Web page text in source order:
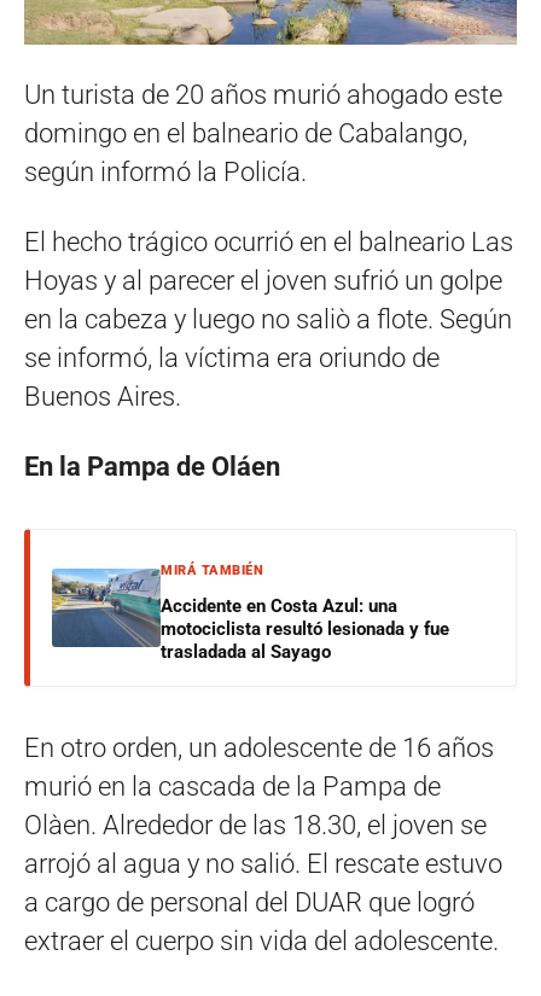
Un turista de 20 años murió ahogado este
domingo en el balneario de Cabalango,
según informó la Policía.
El hecho trágico ocurrió en el balneario Las
Hoyas y al parecer el joven sufrió un golpe
en la cabeza y luego no saliò a flote. Según
se informó, la víctima era oriundo de
Buenos Aires.
En la Pampa de Oláen
MIRÁ TAMBIÉN
Accidente en Costa Azul: una
motociclista resultó lesionada y fue
trasladada al Sayago
En otro orden, un adolescente de 16 años
murió en la cascada de la Pampa de
Olàen. Alrededor de las 18.30, el joven se
arrojó al agua y no salió. El rescate estuvo
a cargo de personal del DUAR que logró
extraer el cuerpo sin vida del adolescente.